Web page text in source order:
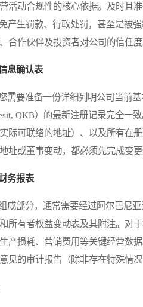
活动合规性的核心依据。及时且
产生罚款、行政处罚，甚至是被
合作伙伴及投资者对公司的信任度
息确认表
要准备一份详细列明公司当前基
QKB）的最新注册记录完全
际可联络的地址）、以及所有在
址或董事变动，都必须先完成变
务报表
部分，通常需要经过阿尔巴尼亚
所有者权益变动表及其附注。对
产损耗、营销费用等关键经营数
见的审计报告（除非存在特殊情况